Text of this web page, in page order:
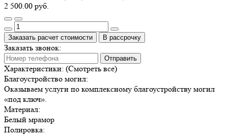
2 500.00 руб.
Заказать расчет стоимости В рассрочку
Заказать звонок:
Отправить
Характеристики: (Смотреть все)
Благоустройство могил:
Оказываем услуги по комплексному благоустройству могил
«под ключ».
Материал:
Белый мрамор
Полировка: